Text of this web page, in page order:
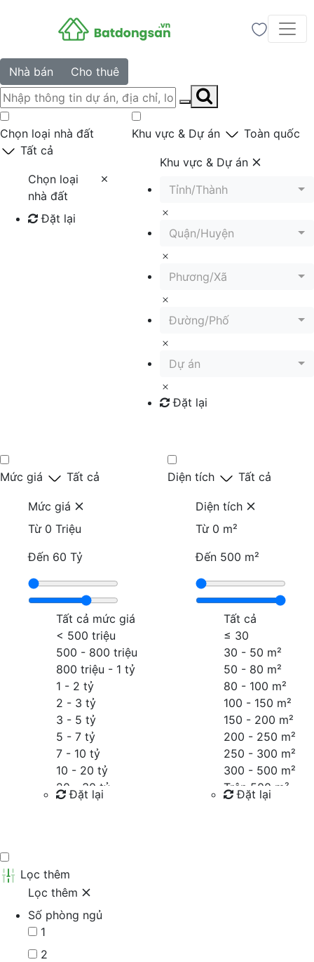
Nhà bán Cho thuê
Chọn loại nhà đất
Tất cả
Chọn loại
nhà đất
Đặt lại
Khu vực & Dự án Toàn quốc
Khu vực & Dự án
Tỉnh/Thành
Quận/Huyện
Phương/Xã
Đường/Phố
Dự án
Đặt lại
Mức giá Tất cả
Mức giá
Từ 0 Triệu
Đến 60 Tỷ
Tất cả mức giá
< 500 triệu
500 - 800 triệu
800 triệu - 1 tỷ
1 - 2 tỷ
2 - 3 tỷ
3 - 5 tỷ
5 - 7 tỷ
7 - 10 tỷ
10 - 20 tỷ
20 - 30 tỷ
30 - 40 tỷ
Đặt lại
Diện tích Tất cả
Diện tích
Từ 0 m²
Đến 500 m²
Tất cả
≤ 30
30 - 50 m²
50 - 80 m²
80 - 100 m²
100 - 150 m²
150 - 200 m²
200 - 250 m²
250 - 300 m²
300 - 500 m²
Trên 500 m²
Đặt lại
Lọc thêm
Lọc thêm
Số phòng ngủ
1
2